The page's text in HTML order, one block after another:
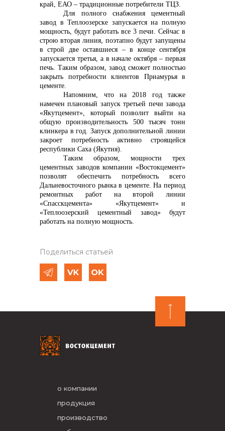
край, ЕАО – традиционные потребители ТЦЗ.
Для полного снабжения цементный
завод в Теплоозерске запускается на полную
мощность, будут работать все 3 печи. Сейчас в
строю вторая линия, поэтапно будут запущены
в строй две оставшиеся – в конце сентября
запускается третья, а в начале октября – первая
печь. Таким образом, завод сможет полностью
закрыть потребности клиентов Приамурья в
цементе.
Напомним, что на 2018 год также
намечен плановый запуск третьей печи завода
«Якутцемент», который позволит выйти на
общую производительность 500 тысяч тонн
клинкера в год. Запуск дополнительной линии
закроет потребность активно строящейся
республики Саха (Якутия).
Таким образом, мощности трех
цементных заводов компании «Востокцемент»
позволят обеспечить потребность всего
Дальневосточного рынка в цементе. На период
ремонтных работ на второй линии
«Спасскцемента» «Якутцемент» и
«Теплоозерский цементный завод» будут
работать на полную мощность.
Поделиться статьей
о компании
продукция
производство